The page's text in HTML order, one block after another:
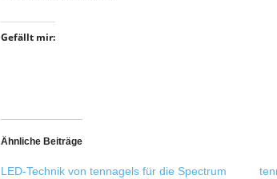
Gefällt mir:
Ähnliche Beiträge
LED-Technik von tennagels für die Spectrum